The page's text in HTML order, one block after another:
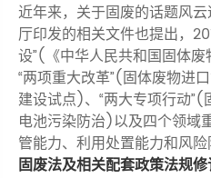
近年来，关于固废的话题风
厅印发的相关文件也提出，
设”(《中华人民共和国固体废
“两项重大改革”(固体废物进
建设试点)、“两大专项行动
电池污染防治)以及四个领域
管能力、利用处置能力和风险
固废法及相关配套政策法规